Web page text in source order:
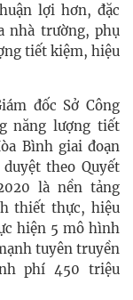
lợi hơn, đặc
nhà trường, phụ
tiết kiệm, hiệu
đốc Sở Công
năng lượng tiết
Bình giai đoạn
theo Quyết
là nền tảng
thiết thực, hiệu
hiện 5 mô hình
tuyên truyền
phí 450 triệu